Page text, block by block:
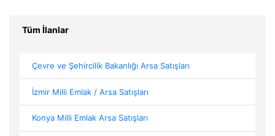
Tüm İlanlar
Çevre ve Şehircilik Bakanlığı Arsa Satışları
İzmir Milli Emlak / Arsa Satışları
Konya Milli Emlak Arsa Satışları